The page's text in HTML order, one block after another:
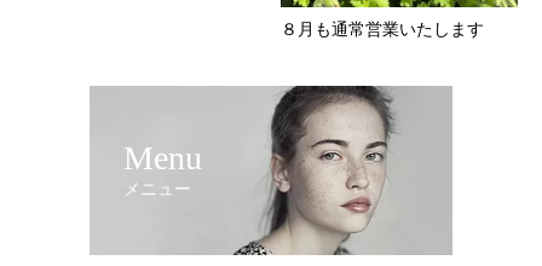
８月も通常営業いたします
Menu
メニュー